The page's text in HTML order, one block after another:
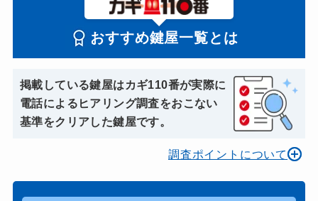
おすすめ鍵屋一覧とは
掲載している鍵屋はカギ110番が実際に
電話によるヒアリング調査をおこない
基準をクリアした鍵屋です。
調査ポイントについて